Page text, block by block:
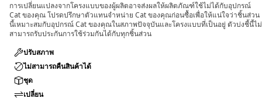
การเปลี่ยนแปลงจากโครงแบบของผู้ผลิตอาจส่งผลให้ผลิตภัณฑ์ใช้ไม่ได้กับอุปกรณ์
Cat ของคุณ โปรดปรึกษาตัวแทนจำหน่าย Cat ของคุณก่อนซื้อเพื่อให้แน่ใจว่าชิ้นส่วน
นี้เหมาะสมกับอุปกรณ์ Cat ของคุณในสภาพปัจจุบันและโครงแบบที่เป็นอยู่ ตัวบ่งชี้นี้ไม่
สามารถรับประกันการใช้ร่วมกันได้กับทุกชิ้นส่วน
ปรับสภาพ
ไม่สามารถคืนสินค้าได้
ชุด
เปลี่ยน